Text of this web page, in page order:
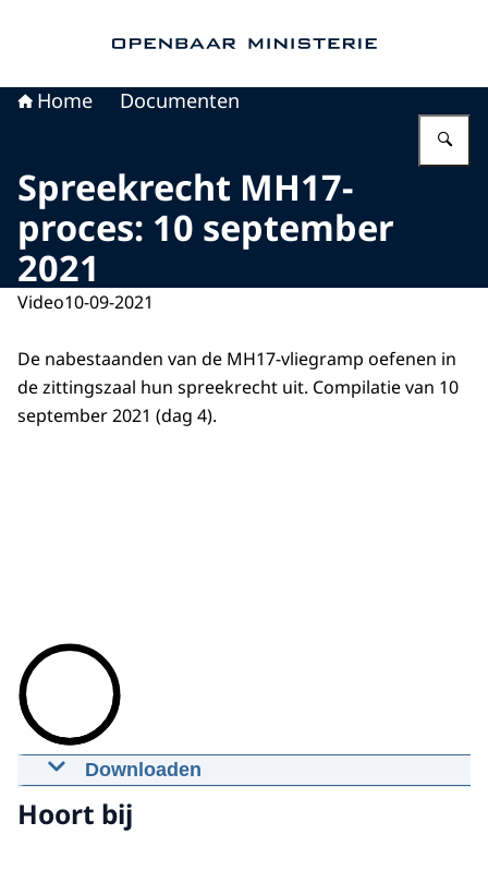
Home Documenten
Spreekrecht MH17-
proces: 10 september
2021
Video10-09-2021
De nabestaanden van de MH17-vliegramp oefenen in
de zittingszaal hun spreekrecht uit. Compilatie van 10
september 2021 (dag 4).
Downloaden
Spreekrecht MH17-proces: 10
september 2021
Hoort bij